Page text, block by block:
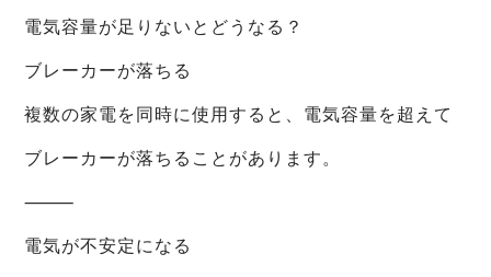
電気容量が足りないとどうなる？
ブレーカーが落ちる
複数の家電を同時に使用すると、電気容量を超えて
ブレーカーが落ちることがあります。
⸻
電気が不安定になる